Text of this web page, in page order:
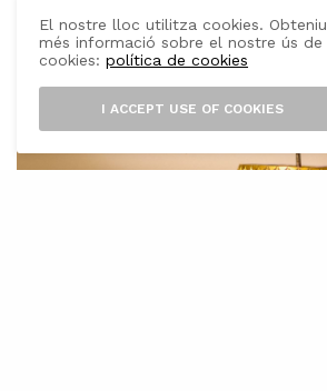
El nostre lloc utilitza cookies. Obteniu
més informació sobre el nostre ús de
cookies:política de cookies
I ACCEPT USE OF COOKIES